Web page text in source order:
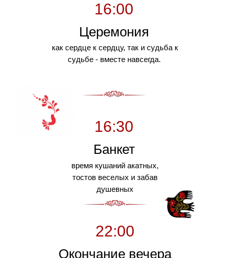
Церемония
как сердце к сердцу, так и судьба к
судьбе - вместе навсегда.
16:00
Банкет
16:30
время кушаний акатных,
тостов веселых и забав
душевных
Окончание вечера
22:00